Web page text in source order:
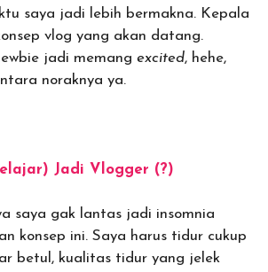
saya jadi lebih bermakna. Kepala
vlog yang akan datang.
jadi memang excited, hehe,
noraknya ya.
Jadi Vlogger (?)
saya gak lantas jadi insomnia
konsep ini. Saya harus tidur cukup
betul, kualitas tidur yang jelek